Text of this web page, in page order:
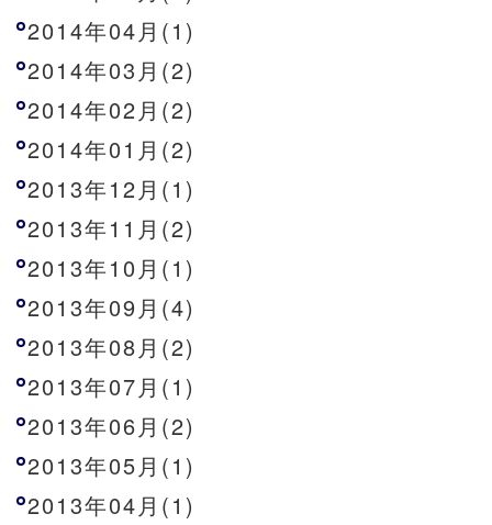
2014年04月(1)
2014年03月(2)
2014年02月(2)
2014年01月(2)
2013年12月(1)
2013年11月(2)
2013年10月(1)
2013年09月(4)
2013年08月(2)
2013年07月(1)
2013年06月(2)
2013年05月(1)
2013年04月(1)